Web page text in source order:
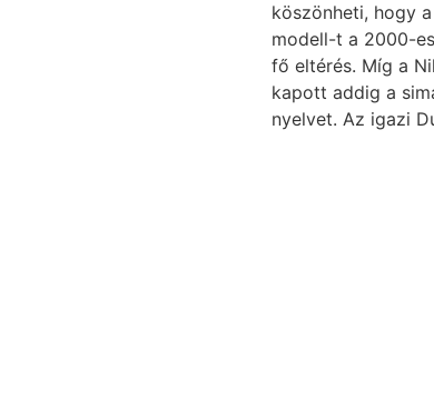
köszönheti, hogy
modell-t a 2000-
fő eltérés. Míg a
kapott addig a
nyelvet. Az igazi